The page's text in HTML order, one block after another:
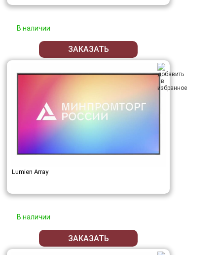
В наличии
ЗАКАЗАТЬ
Lumien Array
В наличии
ЗАКАЗАТЬ